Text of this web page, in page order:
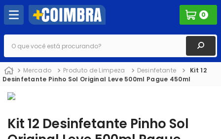
0
O que você está procurando?
Mercado Produto de Limpeza Desinfetante
Kit 12
Desinfetante Pinho Sol Original Leve 500ml Pague 450ml
Kit 12 Desinfetante Pinho Sol